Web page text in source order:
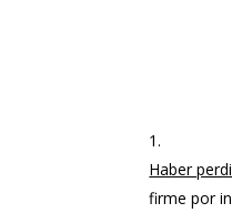
Haber
firme por